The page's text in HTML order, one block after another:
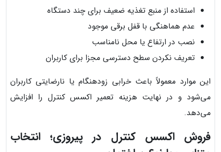
استفاده از منبع تغذیه ضعیف برای چند دستگاه
عدم هماهنگی با قفل برقی موجود
نصب در ارتفاع یا محل نامناسب
تعریف نکردن سطح دسترسی مجزا برای کاربران
این موارد معمولاً باعث خرابی زودهنگام یا نارضایتی کاربران
می‌شود و در نهایت هزینه تعمیر اکسس کنترل را افزایش
می‌دهد.
فروش اکسس کنترل در پیروزی؛ انتخاب